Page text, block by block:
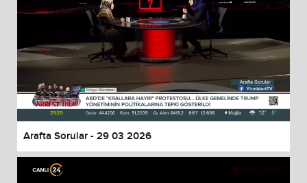
Arafta Sorular - 29 03 2026